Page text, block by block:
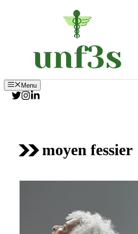
Menu
moyen fessier